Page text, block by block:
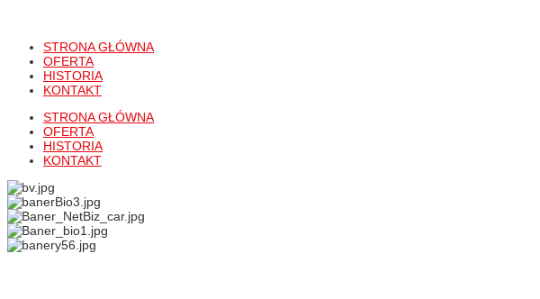
STRONA GŁÓWNA
OFERTA
HISTORIA
KONTAKT
STRONA GŁÓWNA
OFERTA
HISTORIA
KONTAKT